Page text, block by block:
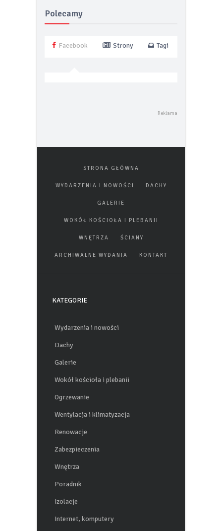
Polecamy
Facebook Strony Tagi
STRONA GŁÓWNA
WYDARZENIA I NOWOŚCI DACHY
GALERIE
WOKÓŁ KOŚCIOŁA I PLEBANII
WNĘTRZA ŚCIANY
ARCHIWALNE WYDANIA KONTAKT
KATEGORIE
Wydarzenia i nowości
Dachy
Galerie
Wokół kościoła i plebanii
Ogrzewanie
Wentylacja i klimatyzacja
Renowacje
Zabezpieczenia
Wnętrza
Poradnik
Izolacje
Internet, komputery